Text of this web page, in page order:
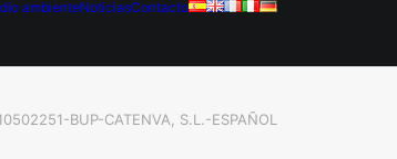
ambienteNoticiasContacto
BUP-CATENVA, S.L.-ESPAÑOL